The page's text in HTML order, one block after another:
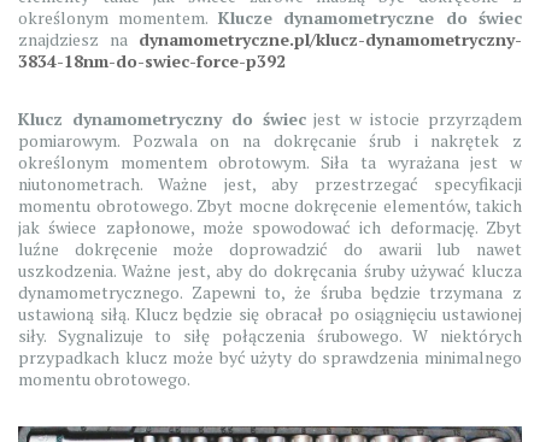
określonym momentem. Klucze dynamometryczne do świec
znajdziesz na dynamometryczne.pl/klucz-dynamometryczny-
3834-18nm-do-swiec-force-p392
Klucz dynamometryczny do świecjest w istocie przyrządem
pomiarowym. Pozwala on na dokręcanie śrub i nakrętek z
określonym momentem obrotowym. Siła ta wyrażana jest w
niutonometrach. Ważne jest, aby przestrzegać specyfikacji
momentu obrotowego. Zbyt mocne dokręcenie elementów, takich
jak świece zapłonowe, może spowodować ich deformację. Zbyt
luźne dokręcenie może doprowadzić do awarii lub nawet
uszkodzenia. Ważne jest, aby do dokręcania śruby używać klucza
dynamometrycznego. Zapewni to, że śruba będzie trzymana z
ustawioną siłą. Klucz będzie się obracał po osiągnięciu ustawionej
siły. Sygnalizuje to siłę połączenia śrubowego. W niektórych
przypadkach klucz może być użyty do sprawdzenia minimalnego
momentu obrotowego.